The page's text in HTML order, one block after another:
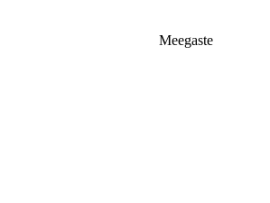
Meegaste